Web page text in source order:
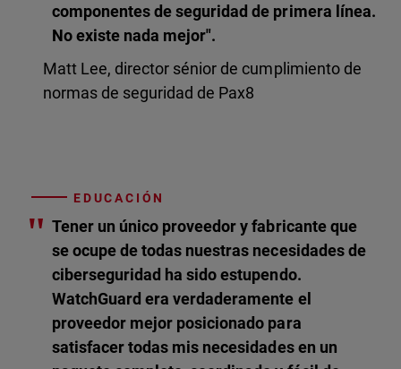
componentes de seguridad de primera línea.
No existe nada mejor".
Matt Lee, director sénior de cumplimiento de
normas de seguridad de Pax8
EDUCACIÓN
" Tener un único proveedor y fabricante que
se ocupe de todas nuestras necesidades de
ciberseguridad ha sido estupendo.
WatchGuard era verdaderamente el
proveedor mejor posicionado para
satisfacer todas mis necesidades en un